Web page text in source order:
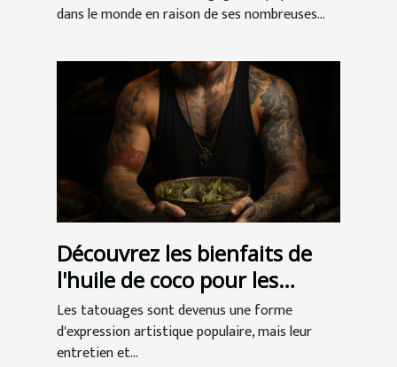
dans le monde en raison de ses nombreuses...
Découvrez les bienfaits de
l'huile de coco pour les
tatouages
Les tatouages sont devenus une forme
d'expression artistique populaire, mais leur
entretien et...